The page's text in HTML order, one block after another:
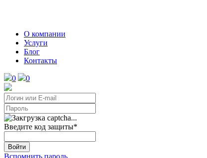
О компании
Услуги
Блог
Контакты
0 0
Введите код защиты*
Войти
Вспомнить пароль